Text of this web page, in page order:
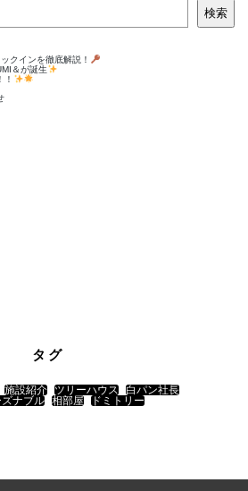
検索
クインを徹底解説！
＆が誕生
タグ
施設紹介 ツリーハウス 白パン社長
ナブル 相部屋 ドミトリー